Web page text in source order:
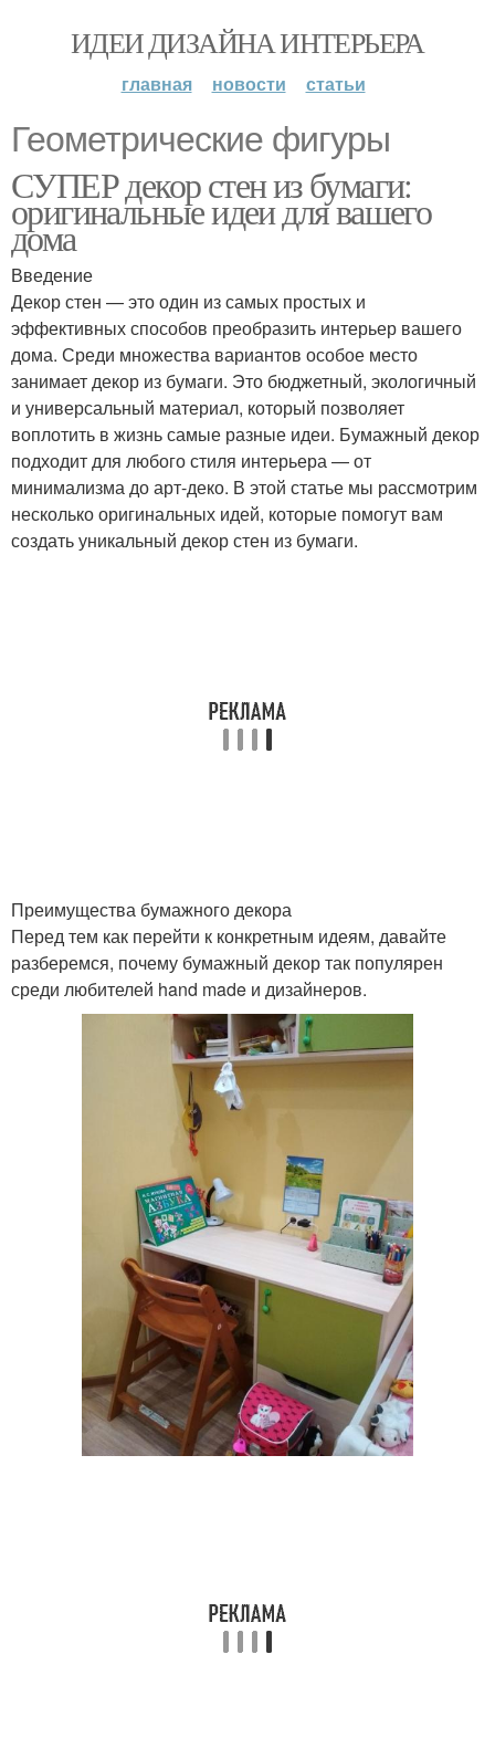
ИДЕИ ДИЗАЙНА ИНТЕРЬЕРА
главная новости статьи
Геометрические фигуры
СУПЕР декор стен из бумаги:
оригинальные идеи для вашего
дома
Введение
Декор стен — это один из самых простых и
эффективных способов преобразить интерьер вашего
дома. Среди множества вариантов особое место
занимает декор из бумаги. Это бюджетный, экологичный
и универсальный материал, который позволяет
воплотить в жизнь самые разные идеи. Бумажный декор
подходит для любого стиля интерьера — от
минимализма до арт-деко. В этой статье мы рассмотрим
несколько оригинальных идей, которые помогут вам
создать уникальный декор стен из бумаги.
Преимущества бумажного декора
Перед тем как перейти к конкретным идеям, давайте
разберемся, почему бумажный декор так популярен
среди любителей hand made и дизайнеров.